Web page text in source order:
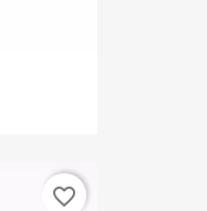
favorite_border